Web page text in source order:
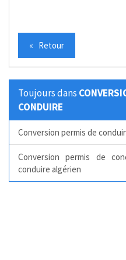
« Retour
Toujours dans
CONDUIRE
Conversion permis de
Conversion permis de
conduire algérien